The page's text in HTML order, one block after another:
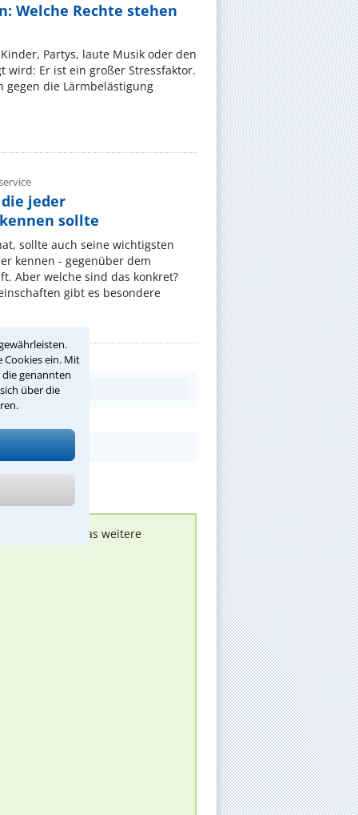
Cookies ein. Mit
genannten
über die
Welche Rechte stehen
Partys, laute Musik oder den
wird: Er ist ein großer Stressfaktor.
gegen die Lärmbelästigung
jeder
sollte
sollte auch seine wichtigsten
kennen - gegenüber dem
Aber welche sind das konkret?
gibt es besondere
melden, um das weitere